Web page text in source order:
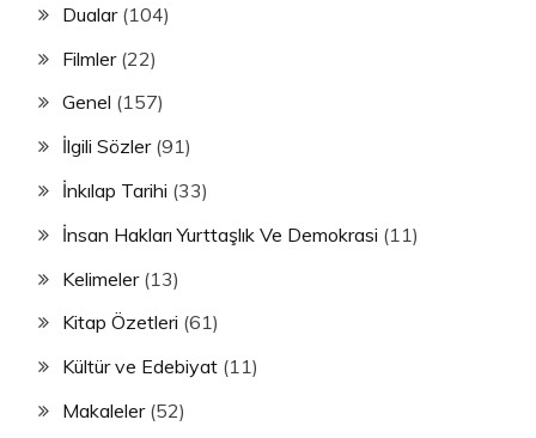
Dualar(104)
Filmler(22)
Genel (157)
İlgili Sözler(91)
İnkılap Tarihi (33)
İnsan Hakları Yurttaşlık Ve Demokrasi (11)
Kelimeler(13)
Kitap Özetleri (61)
Kültür ve Edebiyat (11)
Makaleler(52)